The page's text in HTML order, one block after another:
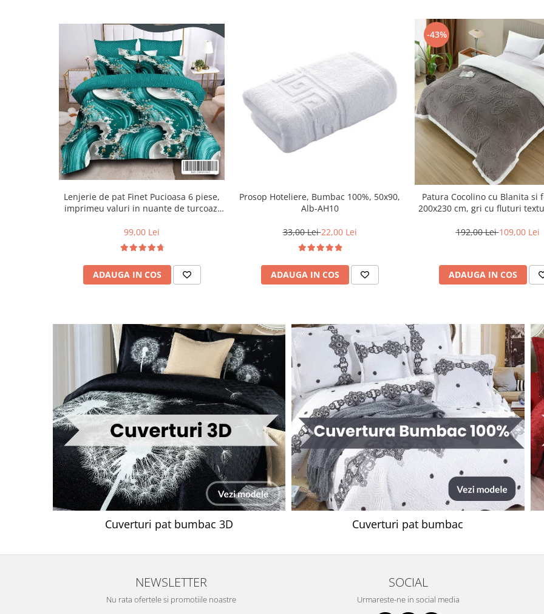
Lenjerie de pat Finet Pucioasa 6 piese,
imprimeu valuri in nuante de turcoaz,
99,00 Lei
ADAUGA IN COS
Prosop Hoteliere, Bumbac 100%, 50x90,
Alb-AH10
33,00 Lei22,00 Lei
ADAUGA IN COS
-43%
Patura Cocolino cu Blanita si
200x230 cm, gri cu fluturi
192,00 Lei109,00 Lei
ADAUGA IN COS
Cuverturi pat bumbac 3D Cuverturi pat bumbac
NEWSLETTER
Nu rata ofertele si promotiile noastre
SOCIAL
Urmareste-ne in social media